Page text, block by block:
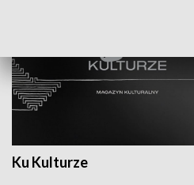
Ku Kulturze